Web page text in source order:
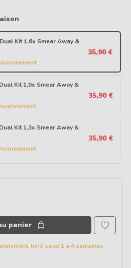
Kit 1,6x Smear Away &
35,90 €
Kit 1,0x Smear Away &
35,90 €
Kit 1,3x Smear Away &
35,90 €
panier
livré sous 1 à 4 semaines